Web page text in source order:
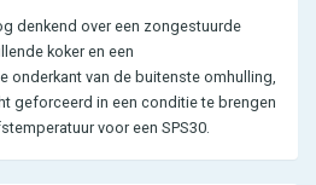
denkend over een zongestuurde
koker en een
onderkant van de buitenste omhulling,
geforceerd in een conditie te brengen
voor een SPS30.